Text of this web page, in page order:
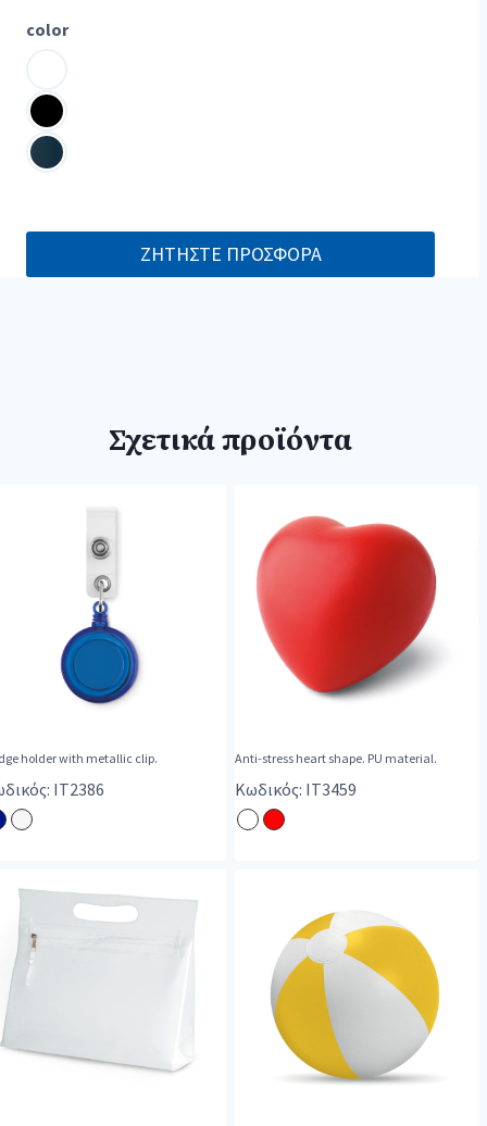
color
ΖΗΤΗΣΤΕ ΠΡΟΣΦΟΡΑ
Σχετικά προϊόντα
holder with metallic clip.
IT2386
Anti-stress heart shape. PU material.
Κωδικός: IT3459